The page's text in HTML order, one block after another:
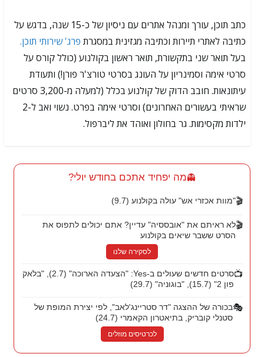
כתב תוכן, עורך ומנהל אתרים עם ניסיון של כ-15 שנה, בדגש על
כתיבה לאתרי תיירות וכתיבה מגזינית במסגרת פרג' שירותי תוכן.
בעל תואר שני בתקשורת, תואר ראשון בקולנוע (כולל קורס על
סרטי אימה וסמינריון על העונג בסרטי טורצ'ר פורן!) ותעודת
עיתונאות. חובב הדוק של קולנוע בכלל (למעלה מ-3,200 סרטים
שראיתי בעשורים האחרונים) וסרטי אימה בפרט. נשוי ואב ל-2
ילדות מקסימות. גר בחולון ואוהד את ליברפול.
👻מה יפחיד אתכם בחודש יולי?
🎬"מוות אכזרי אש" עולה בקולנוע (9.7)
🎬לא ראיתם את "אובססיה" עדיין? אתם יכולים לתפוס את
הסרט ששבר שיאים בקולנוע
לסקירה שלנו
📺
סרטים חדשים שעולים ב-Yes: "הצעדה הארוכה" (2.7), "בלאק
פון 2" (15.7), "בוגוניה" (29.7)
🎭בכורה של ההצגה "דר סטריינג'לאב", לפי יצירת המופת של
סטנלי קובריק, בתיאטרון הקאמרי (24.7)
לכרטיסים מוזלים